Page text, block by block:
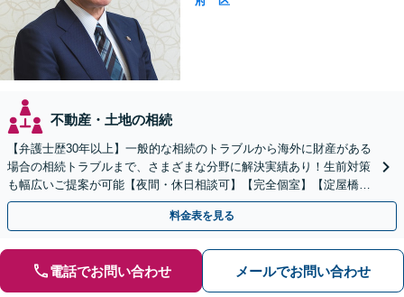
不動産・土地の相続
【弁護士歴30年以上】一般的な相続のトラブルから海外に財産がある
場合の相続トラブルまで、さまざまな分野に解決実績あり！生前対策
も幅広いご提案が可能【夜間・休日相談可】【完全個室】【淀屋橋駅
6分】
料金表を見る
電話でお問い合わせ メールでお問い合わせ